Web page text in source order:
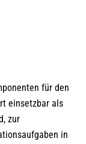
für den
einsetzbar als
zur
in